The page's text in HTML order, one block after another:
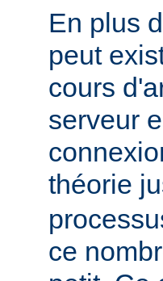
En plus
peut
cours
serveur
théorie
ce